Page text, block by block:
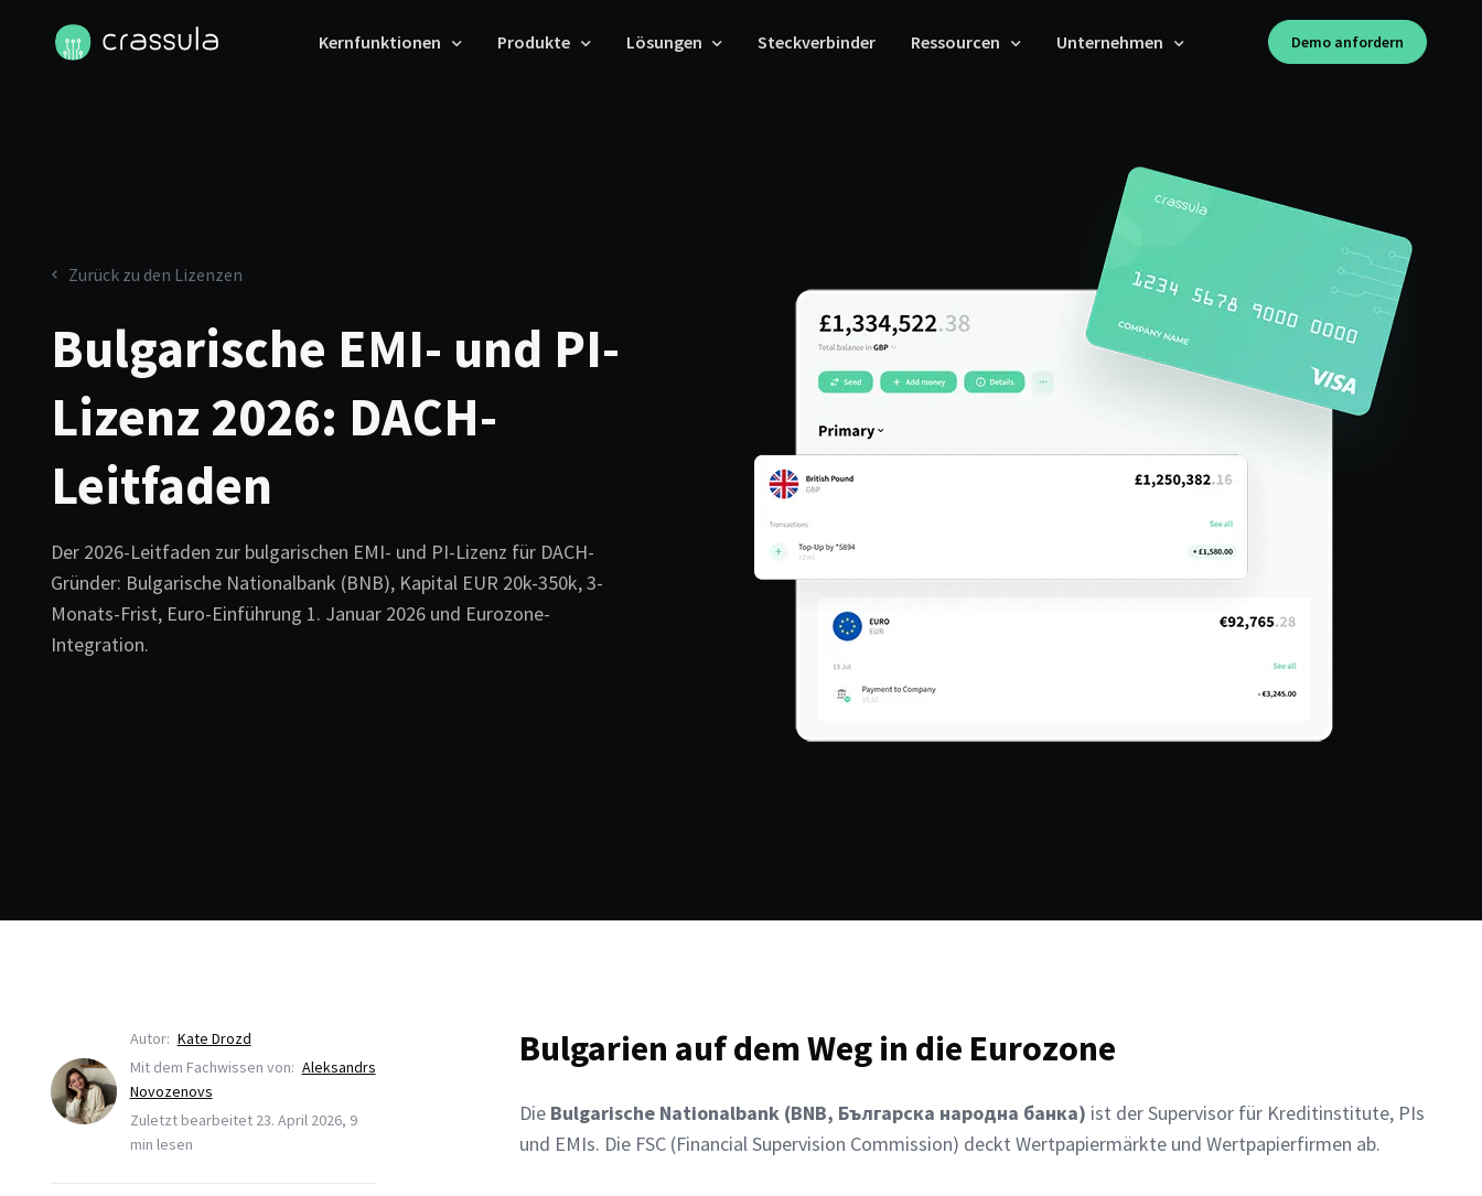
Kernfunktionen Produkte Lösungen Steckverbinder Ressourcen Unternehmen Demo anfordern
Zurück zu den Lizenzen
Bulgarische EMI- und PI-
Lizenz 2026: DACH-
Leitfaden
Der 2026-Leitfaden zur bulgarischen EMI- und PI-Lizenz für DACH-
Gründer: Bulgarische Nationalbank (BNB), Kapital EUR 20k-350k, 3-
Monats-Frist, Euro-Einführung 1. Januar 2026 und Eurozone-
Integration.
Autor: Kate Drozd
Mit dem Fachwissen von: Aleksandrs
Novozenovs
Zuletzt bearbeitet 23. April 2026, 9
min lesen
Bulgarien auf dem Weg in die Eurozone
Die Bulgarische Nationalbank (BNB, Българска народна банка) ist der Supervisor für Kreditinstitute, PIs
und EMIs. Die FSC (Financial Supervision Commission) deckt Wertpapiermärkte und Wertpapierfirmen ab.